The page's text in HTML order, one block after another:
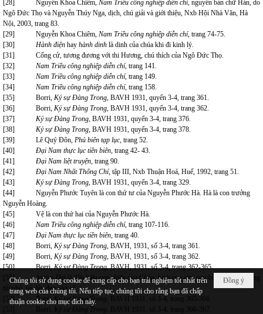
[28]
Nguyễn Khoa Chiêm, Nam Triều công nghiệp diễn chí, nguyên bản chữ Hán, do
Ngô Đức Thọ và Nguyễn Thúy Nga, dịch, chú giải và giới thiệu, Nxb Hội Nhà Văn, Hà
Nội, 2003, trang 83.
[29] Nguyễn Khoa Chiêm, Nam Triều công nghiệp diễn chí, trang 74-75.
[30]
Hành điện hay hành dinh là dinh của chúa khi đi kinh lý.
[31] Cống cử, tương đương với thi Hương, chú thích của Ngô Đức Thọ.
[32]
Nam Triều công nghiệp diễn chí, trang 141.
[33] Nam Triều công nghiệp diễn chí, trang 149.
[34]
Nam Triều công nghiệp diễn chí, trang 158.
[35]
Borri, Ký sự Đàng Trong, BAVH 1931, quyển 3-4, trang 361.
[36] Borri, Ký sự Đàng Trong, BAVH 1931, quyển 3-4, trang 362.
[37] Ký sự Đàng Trong, BAVH 1931, quyển 3-4, trang 376.
[38] Ký sự Đàng Trong, BAVH 1931, quyển 3-4, trang 378.
[39] Lê Quý Đôn, Phủ biên tạp lục, trang 52.
[40] Đại Nam thực lục tiền biên, trang 42- 43.
[41] Đại Nam liệt truyện, trang 90.
[42] Đại Nam Nhất Thống Chí, tập III, Nxb Thuận Hoá, Huế, 1992, trang 51.
[43]
Ký sự Đàng Trong, BAVH 1931, quyển 3-4, trang 329.
[44] Nguyễn Phước Tuyên là con thứ tư của Nguyễn Phước Hà. Hà là con trưởng
Nguyễn Hoàng.
[45] Vệ là con thứ hai của Nguyễn Phước Hà.
[46]
Nam Triều công nghiệp diễn chí, trang 107-116.
[47]
Đại Nam thực lục tiền biên, trang 40.
[48]
Borri, Ký sự Đàng Trong, BAVH, 1931, số 3-4, trang 361.
[49] Borri, Ký sự Đàng Trong, BAVH, 1931, số 3-4, trang 362.
[50]Borri,Ký sự Đàng Trong, BAVH, 1931, số 3-4, trang 362-365.
[51]Agnus Dei là dấu hiệucon chiên của Chúa,hình con cừu non bằng sáp, bỏ trong
túi nhỏ, có dây đeo vào cổ.
[52]Borri,Ký sự Đàng Trong , BAVH 1931, số 3-4, trang 365-366.
[53]
Borri, Ký sự Đàng Trong , BAVH 1931, số 3-4, trang 366-367.
Đồng ý
Chúng tôi sử dụng cookie để cung cấp cho bạn trải nghiệm tốt nhất trên
trang web của chúng tôi. Nếu tiếp tục, chúng tôi cho rằng bạn đã chấp
thuận cookie cho mục đích này.